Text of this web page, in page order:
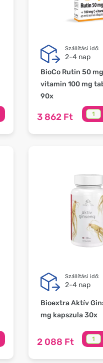
Szállítási idő:
2-4 nap
BioCo Rutin 50
vitamin 100 mg
90x
3 862 Ft
Szállítási idő:
2-4 nap
Bioextra Aktív
mg kapszula 30x
2 088 Ft